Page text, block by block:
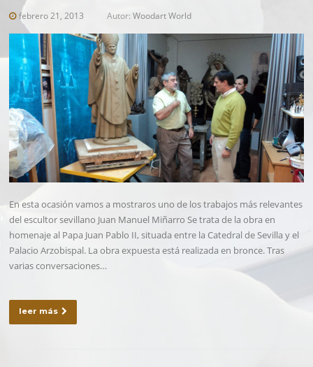
febrero 21, 2013 Autor:Woodart World
En esta ocasión vamos a mostraros uno de los trabajos más relevantes
del escultor sevillano Juan Manuel Miñarro Se trata de la obra en
homenaje al Papa Juan Pablo II, situada entre la Catedral de Sevilla y el
Palacio Arzobispal. La obra expuesta está realizada en bronce. Tras
varias conversaciones…
leer más